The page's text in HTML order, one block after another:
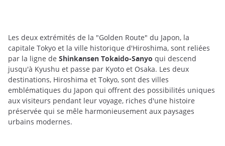
Les deux extrémités de la "Golden Route" du Japon, la
capitale Tokyo et la ville historique d'Hiroshima, sont reliées
par la ligne de Shinkansen Tokaido-Sanyo qui descend
jusqu'à Kyushu et passe par Kyoto et Osaka. Les deux
destinations, Hiroshima et Tokyo, sont des villes
emblématiques du Japon qui offrent des possibilités uniques
aux visiteurs pendant leur voyage, riches d'une histoire
préservée qui se mêle harmonieusement aux paysages
urbains modernes.